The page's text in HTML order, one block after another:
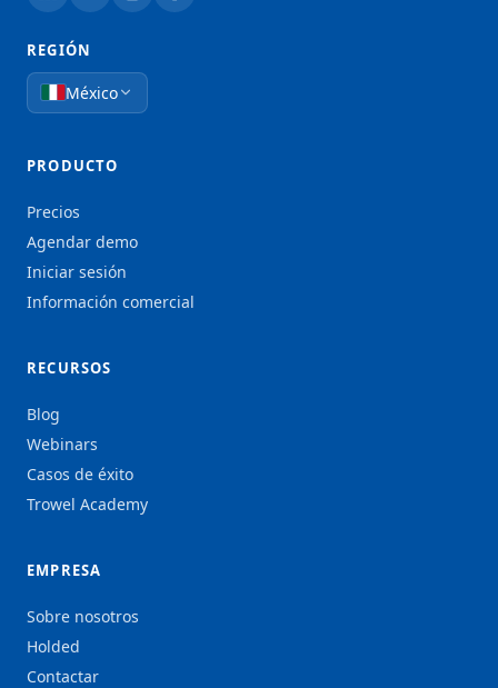
REGIÓN
México
PRODUCTO
Precios
Agendar demo
Iniciar sesión
Información comercial
RECURSOS
Blog
Webinars
Casos de éxito
Trowel Academy
EMPRESA
Sobre nosotros
Holded
Contactar